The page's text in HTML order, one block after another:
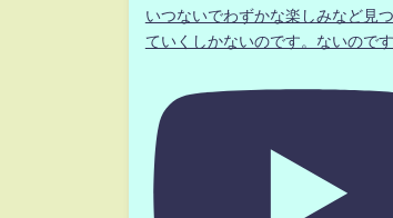
いつないでわずかな楽しみなど見
ていくしかないのです。ないのです